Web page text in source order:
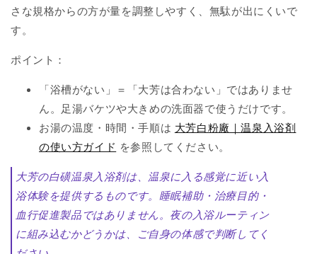
さな規格からの方が量を調整しやすく、無駄が出にくいで
す。
ポイント：
「浴槽がない」＝「大芳は合わない」ではありませ
ん。足湯バケツや大きめの洗面器で使うだけです。
お湯の温度・時間・手順は 大芳白粉廠｜温泉入浴剤
の使い方ガイド を参照してください。
大芳の白磺温泉入浴剤は、温泉に入る感覚に近い入
浴体験を提供するものです。睡眠補助・治療目的・
血行促進製品ではありません。夜の入浴ルーティン
に組み込むかどうかは、ご自身の体感で判断してく